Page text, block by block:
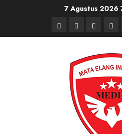
7 Agustus 2026
BerandaNasionalDaerah
dan